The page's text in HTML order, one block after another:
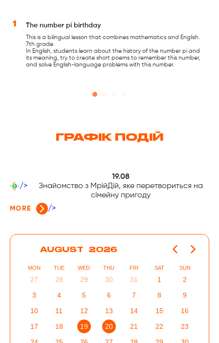
1 The number pi birthday
This is a bilingual lesson that combines mathematics and English.
7th grade
In English, students learn about the history of the number pi and
its meaning, try to create short poems to remember this number,
and solve English-language problems with this number.
ГРАФІК ПОДІЙ
/>
19.08
Знайомство з МрійДій, яке перетвориться на
сімейну пригоду
MORE />
AUGUST 2026
MON TUE WED THU FRI SAT SUN
27 28 29 30 31 1
2
3
4 5 6 7 8
9
10
11 12 13 14 15
16
17
18 19 20 21 22
23